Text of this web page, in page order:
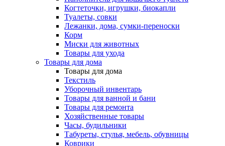
Когтеточки, игрушки, биокапли
Туалеты, совки
Лежанки, дома, сумки-переноски
Корм
Миски для животных
Товары для ухода
Товары для дома
Товары для дома
Текстиль
Уборочный инвентарь
Товары для ванной и бани
Товары для ремонта
Хозяйственные товары
Часы, будильники
Табуреты, стулья, мебель, обувницы
Коврики